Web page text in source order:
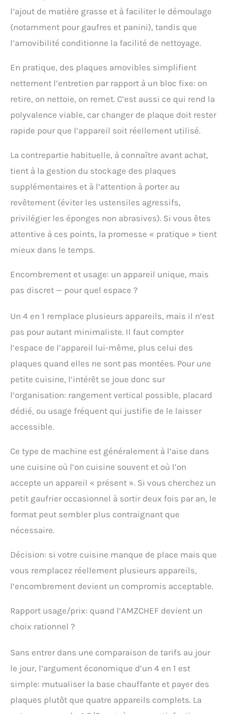
l’ajout de matière grasse et à faciliter le démoulage
(notamment pour gaufres et panini), tandis que
l’amovibilité conditionne la facilité de nettoyage.
En pratique, des plaques amovibles simplifient
nettement l’entretien par rapport à un bloc fixe: on
retire, on nettoie, on remet. C’est aussi ce qui rend la
polyvalence viable, car changer de plaque doit rester
rapide pour que l’appareil soit réellement utilisé.
La contrepartie habituelle, à connaître avant achat,
tient à la gestion du stockage des plaques
supplémentaires et à l’attention à porter au
revêtement (éviter les ustensiles agressifs,
privilégier les éponges non abrasives). Si vous êtes
attentive à ces points, la promesse « pratique » tient
mieux dans le temps.
Encombrement et usage: un appareil unique, mais
pas discret — pour quel espace ?
Un 4 en 1 remplace plusieurs appareils, mais il n’est
pas pour autant minimaliste. Il faut compter
l’espace de l’appareil lui-même, plus celui des
plaques quand elles ne sont pas montées. Pour une
petite cuisine, l’intérêt se joue donc sur
l’organisation: rangement vertical possible, placard
dédié, ou usage fréquent qui justifie de le laisser
accessible.
Ce type de machine est généralement à l’aise dans
une cuisine où l’on cuisine souvent et où l’on
accepte un appareil « présent ». Si vous cherchez un
petit gaufrier occasionnel à sortir deux fois par an, le
format peut sembler plus contraignant que
nécessaire.
Décision: si votre cuisine manque de place mais que
vous remplacez réellement plusieurs appareils,
l’encombrement devient un compromis acceptable.
Rapport usage/prix: quand l’AMZCHEF devient un
choix rationnel ?
Sans entrer dans une comparaison de tarifs au jour
le jour, l’argument économique d’un 4 en 1 est
simple: mutualiser la base chauffante et payer des
plaques plutôt que quatre appareils complets. La